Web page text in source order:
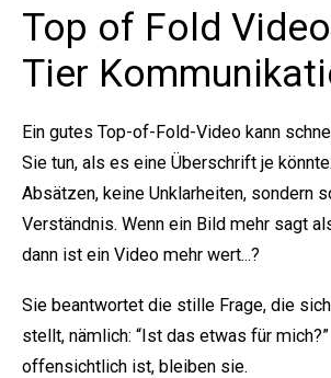
Top of Fold
Tier
Ein gutes Top-of-Fold-Video kann
Sie tun, als es eine Überschrift je
Absätzen, keine Unklarheiten, sondern
Verständnis. Wenn ein Bild mehr sagt
dann ist ein Video mehr wert...?
Sie beantwortet die stille Frage, die
stellt, nämlich: “Ist das etwas für
offensichtlich ist, bleiben sie.